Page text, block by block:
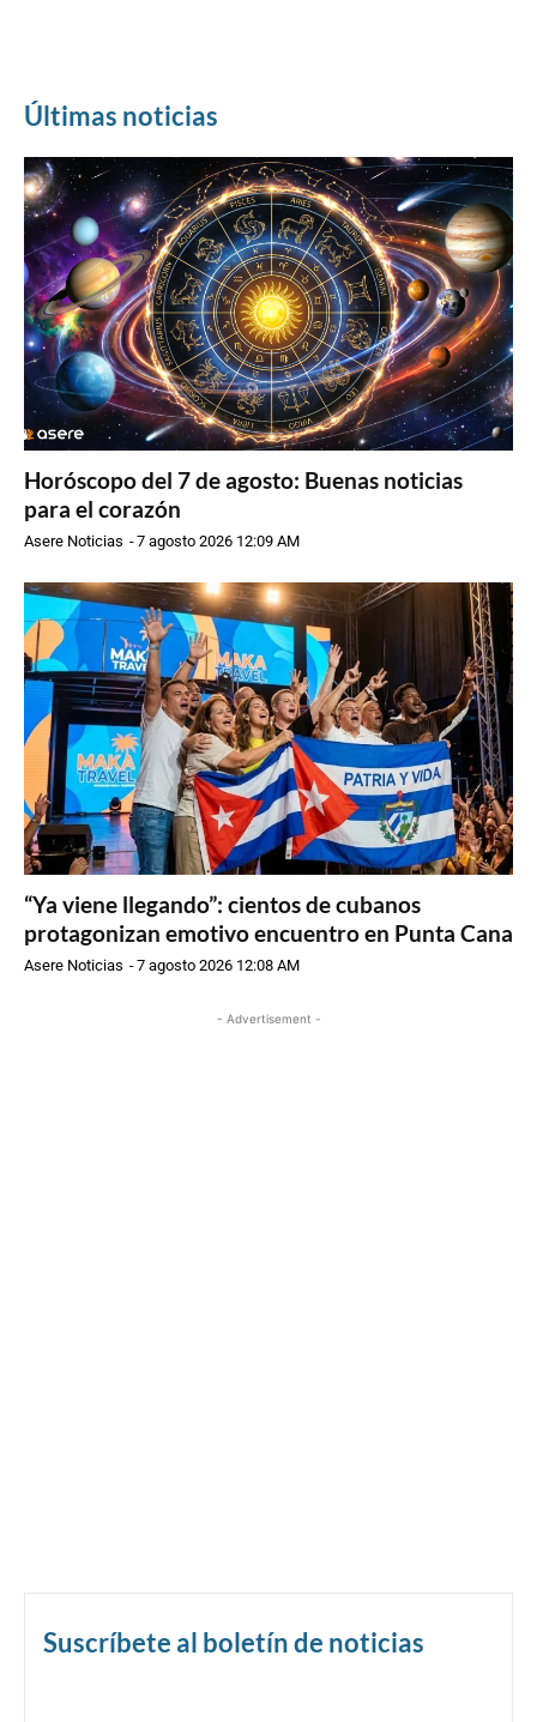
Últimas noticias
Horóscopo del 7 de agosto: Buenas noticias
para el corazón
Asere Noticias -7 agosto 2026 12:09 AM
“Ya viene llegando”: cientos de cubanos
protagonizan emotivo encuentro en Punta Cana
Asere Noticias -7 agosto 2026 12:08 AM
- Advertisement -
Suscríbete al boletín de noticias